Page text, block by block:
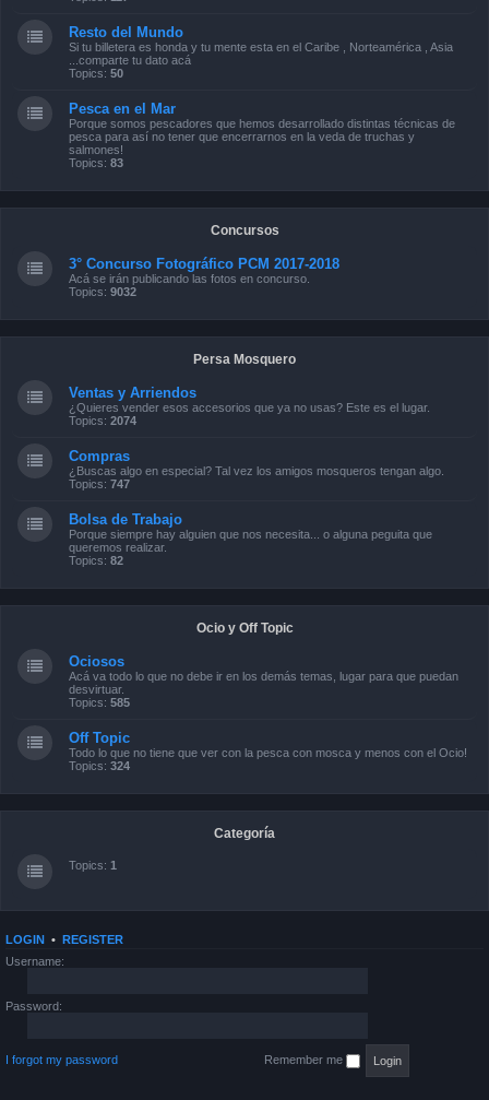
Resto del Mundo
Si tu billetera es honda y tu mente esta en el Caribe , Norteamérica , Asia
...comparte tu dato acá
Topics: 50
Pesca en el Mar
Porque somos pescadores que hemos desarrollado distintas técnicas de
pesca para así no tener que encerrarnos en la veda de truchas y
salmones!
Topics: 83
Concursos
3° Concurso Fotográfico PCM 2017-2018
Acá se irán publicando las fotos en concurso.
Topics: 9032
Persa Mosquero
Ventas y Arriendos
¿Quieres vender esos accesorios que ya no usas? Este es el lugar.
Topics: 2074
Compras
¿Buscas algo en especial? Tal vez los amigos mosqueros tengan algo.
Topics: 747
Bolsa de Trabajo
Porque siempre hay alguien que nos necesita... o alguna peguita que
queremos realizar.
Topics: 82
Ocio y Off Topic
Ociosos
Acá va todo lo que no debe ir en los demás temas, lugar para que puedan
desvirtuar.
Topics: 585
Off Topic
Todo lo que no tiene que ver con la pesca con mosca y menos con el Ocio!
Topics: 324
Categoría
Topics: 1
LOGIN • REGISTER
Username:
Password:
I forgot my password Remember me